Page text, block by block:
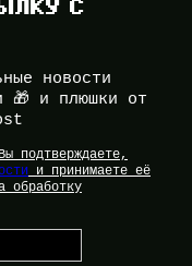
С
новости
🎁 и плюшки от
подтверждаете,
и принимаете её
обработку